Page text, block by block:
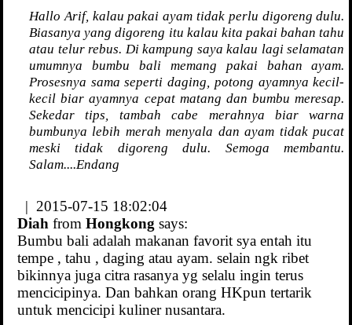
Hallo Arif, kalau pakai ayam tidak perlu digoreng dulu.
Biasanya yang digoreng itu kalau kita pakai bahan tahu
atau telur rebus. Di kampung saya kalau lagi selamatan
umumnya bumbu bali memang pakai bahan ayam.
Prosesnya sama seperti daging, potong ayamnya kecil-
kecil biar ayamnya cepat matang dan bumbu meresap.
Sekedar tips, tambah cabe merahnya biar warna
bumbunya lebih merah menyala dan ayam tidak pucat
meski tidak digoreng dulu. Semoga membantu.
Salam....Endang
| 2015-07-15 18:02:04
Diah from Hongkong says:
Bumbu bali adalah makanan favorit sya entah itu
tempe , tahu , daging atau ayam. selain ngk ribet
bikinnya juga citra rasanya yg selalu ingin terus
mencicipinya. Dan bahkan orang HKpun tertarik
untuk mencicipi kuliner nusantara.